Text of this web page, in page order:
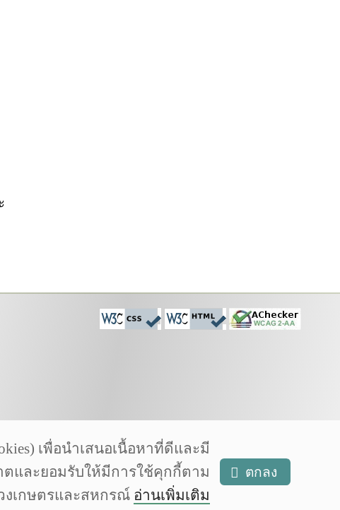
เพื่อนำเสนอเนื้อหาที่ดีและมี
และยอมรับให้มีการใช้คุกกี้ตาม
งเกษตรและสหกรณ์ อ่านเพิ่มเติม
ตกลง